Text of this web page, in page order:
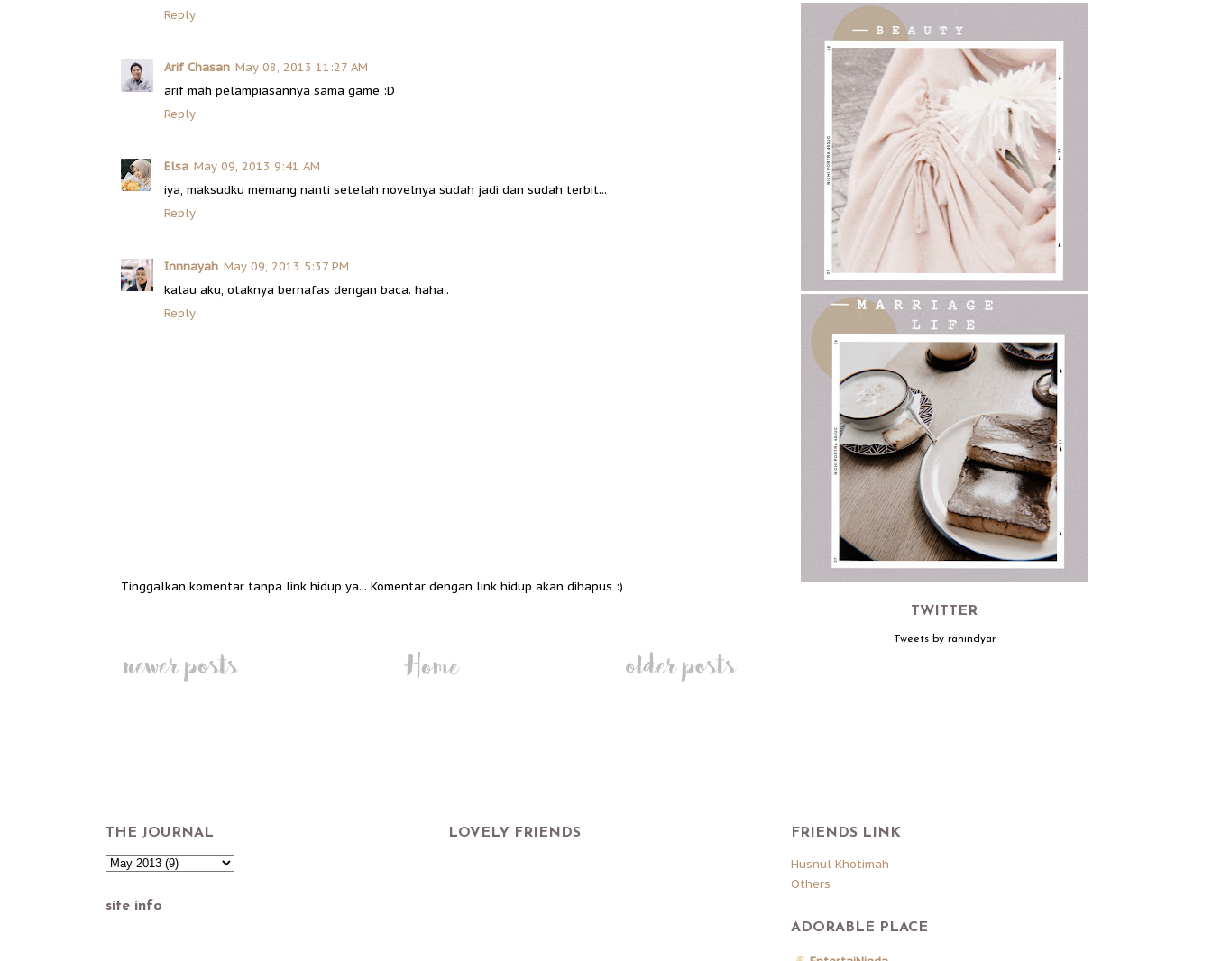
Reply
Arif Chasan May 08, 2013 11:27 AM
arif mah pelampiasannya sama game :D
Reply
Elsa May 09, 2013 9:41 AM
iya, maksudku memang nanti setelah novelnya sudah jadi dan sudah terbit...
Reply
Innnayah May 09, 2013 5:37 PM
kalau aku, otaknya bernafas dengan baca. haha..
Reply
Tinggalkan komentar tanpa link hidup ya... Komentar dengan link hidup akan dihapus :)
TWITTER
Tweets by ranindyar
THE JOURNAL
site info
LOVELY FRIENDS FRIENDS LINK
Husnul Khotimah
Others
ADORABLE PLACE